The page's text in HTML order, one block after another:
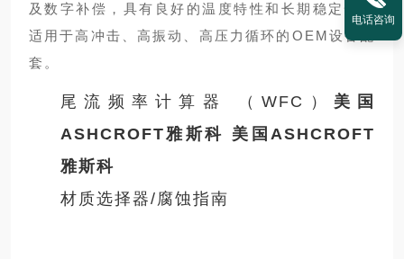
及数字补偿，具有良好的温度特性和长期稳定性，
适用于高冲击、高振动、高压力循环的OEM设备配
套。
尾流频率计算器 （WFC） 美国
ASHCROFT雅斯科 美国ASHCROFT
雅斯科
材质选择器/腐蚀指南
电话咨询